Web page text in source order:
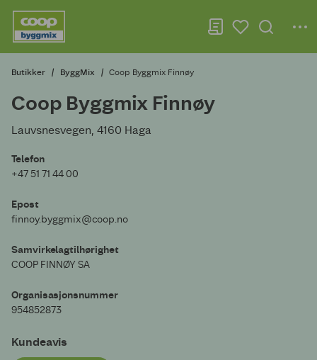
Butikker ByggMix Coop Byggmix Finnøy
Coop Byggmix Finnøy
Lauvsnesvegen, 4160 Haga
Telefon
+47 51 71 44 00
Epost
finnoy.byggmix@coop.no
Samvirkelagtilhørighet
COOP FINNØY SA
Organisasjonsnummer
954852873
Kundeavis